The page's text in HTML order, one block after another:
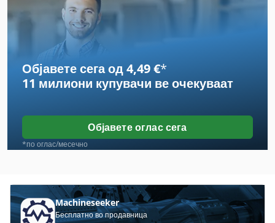
Alzmetall Ab 3 Es
Alzmetall Gs 1400
Amada Aries 245
Ebu
Eht
Ewm Mig Mag
Genko Atb 20
Објавете сега од 4,49 €*
11 милиони купувачи ве очекуваат
Објавете оглас сега
*по оглас/месечно
Machineseeker
Бесплатно во продавница